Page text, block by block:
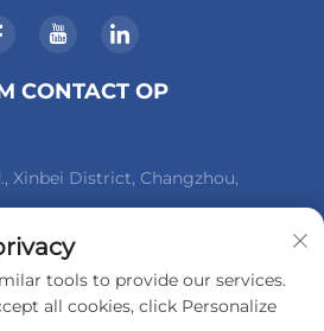
CONTACT OP
Xinbei District, Changzhou,
tools to provide our services.
all cookies, click Personalize